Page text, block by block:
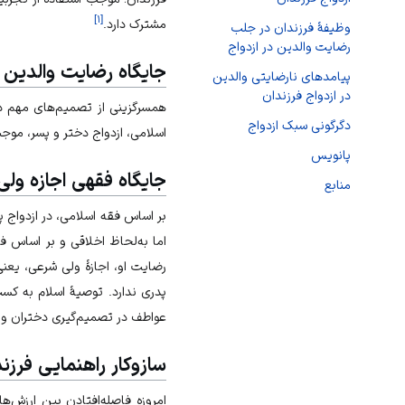
وظیفۀ فرزندان در جلب
رضایت والدین در ازدواج
پیامدهای نارضایتی والدین
در ازدواج فرزندان
دگرگونی سبک ازدواج
پانویس
منابع
مشترک دارد.[۱]
جایگاه رضایت‌ والدین
همسرگزینی از تصمیم‌های
اسلامی، ازدواج دختر و پسر،
جایگاه فقهی اجازه
بر اساس فقه اسلامی، در
اما به‌لحاظ اخلاقی و بر اساس
رضايت او، اجازۀ ولى شرعى،
پدرى ندارد. توصیۀ اسلام به
عواطف در تصمیم‌گیری دختران و
سازوکار راهنمایی
امروزه فاصله‌افتادن بین